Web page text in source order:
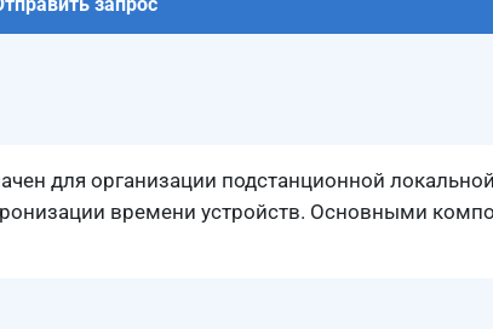
для организации подстанционной
времени устройств. Основными